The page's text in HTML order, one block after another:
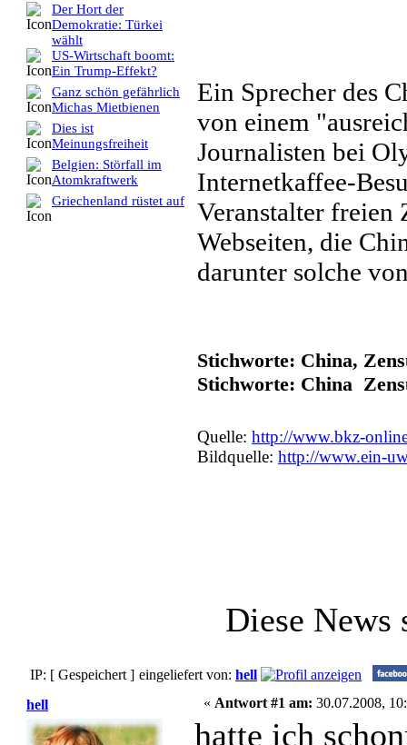
Der Hort der
Demokratie: Türkei
wählt
US-Wirtschaft boomt:
Ein Trump-Effekt?
Ganz schön gefährlich
Michas Mietbienen
Dies ist
Meinungsfreiheit
Belgien: Störfall im
Atomkraftwerk
Griechenland rüstet auf
Ein Sprecher des
von einem
Journalisten bei
Internetkaffee-
Veranstalter freien
Webseiten, die
darunter solche
Stichworte: China,
Stichworte: China
Quelle: http://www.bkz-
Bildquelle: http://www.ein-
Diese News
IP: [ Gespeichert ] eingeliefert von: hell
hell
« Antwort #1 am: 30.07.2008,
hatte ich